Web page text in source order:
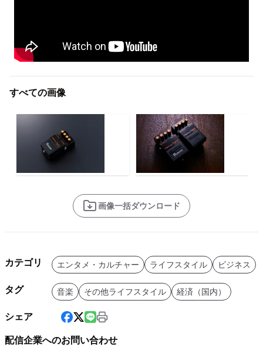
すべての画像
画像一括ダウンロード
カテゴリ エンタメ・カルチャー ライフスタイル ビジネス
タグ 音楽 その他ライフスタイル 経済（国内）
シェア
配信企業へのお問い合わせ